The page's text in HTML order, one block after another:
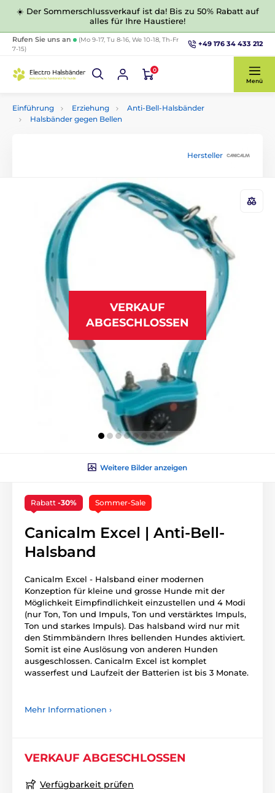
☀️ Der Sommerschlussverkauf ist da! Bis zu 50% Rabatt auf
alles für Ihre Haustiere!
Rufen Sie uns an
(Mo 9-17, Tu 8-16, We 10-18, Th-Fr
7-15)
+49 176 34 433 212
0
Menü
Einführung Erziehung
Anti-Bell-Halsbänder
Halsbänder gegen Bellen
Hersteller
VERKAUF
ABGESCHLOSSEN
Weitere Bilder anzeigen
Rabatt -30% Sommer-Sale
Canicalm Excel | Anti-Bell-
Halsband
Canicalm Excel - Halsband einer modernen
Konzeption für kleine und grosse Hunde mit der
Möglichkeit Eimpfindlichkeit einzustellen und 4 Modi
(nur Ton, Ton und Impuls, Ton und verstärktes Impuls,
Ton und starkes Impuls). Das halsband wird nur mit
den Stimmbändern Ihres bellenden Hundes aktiviert.
Somit ist eine Auslösung von anderen Hunden
ausgeschlossen. Canicalm Excel ist komplet
wasserfest und Laufzeit der Batterien ist bis 3 Monate.
Mehr Informationen ›
VERKAUF ABGESCHLOSSEN
Verfügbarkeit prüfen